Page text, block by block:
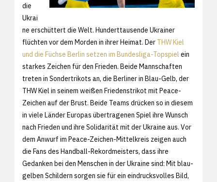
die
Ukrai
ne erschüttert die Welt. Hunderttausende Ukrainer
flüchten vor dem Morden in ihrer Heimat. Der THW Kiel
und die Füchse Berlin setzen im Bundesliga-Topspiel ein
starkes Zeichen für den Frieden. Beide Mannschaften
treten in Sondertrikots an, die Berliner in Blau-Gelb, der
THW Kiel in seinem weißen Friedenstrikot mit Peace-
Zeichen auf der Brust. Beide Teams drücken so in diesem
in viele Länder Europas übertragenen Spiel ihre Wunsch
nach Frieden und ihre Solidarität mit der Ukraine aus. Vor
dem Anwurf im Peace-Zeichen-Mittelkreis zeigen auch
die Fans des Handball-Rekordmeisters, dass ihre
Gedanken bei den Menschen in der Ukraine sind: Mit blau-
gelben Schildern sorgen sie für ein eindrucksvolles Bild,